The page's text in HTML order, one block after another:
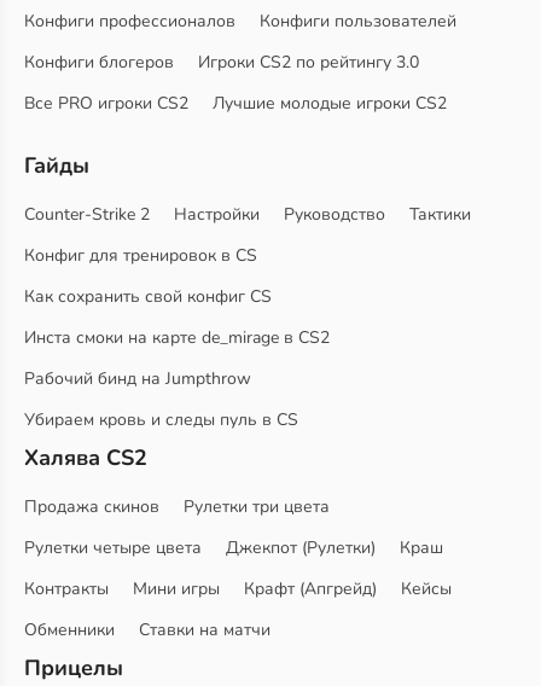
Конфиги профессионалов
Конфиги пользователей
Конфиги блогеров
Игроки CS2 по рейтингу 3.0
Все PRO игроки CS2
Лучшие молодые игроки CS2
Гайды
Counter-Strike 2 Настройки Руководство
Тактики
Конфиг для тренировок в CS
Как сохранить свой конфиг CS
Инста смоки на карте de_mirage в CS2
Рабочий бинд на Jumpthrow
Убираем кровь и следы пуль в CS
Халява CS2
Продажа скинов
Рулетки три цвета
Рулетки четыре цвета
Джекпот (Рулетки)
Краш
Контракты
Мини игры Крафт (Апгрейд)
Кейсы
Обменники
Ставки на матчи
Прицелы